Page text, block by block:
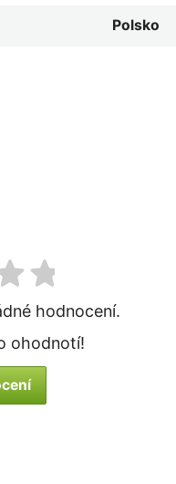
Polsko
hodnocení.
ohodnotí!